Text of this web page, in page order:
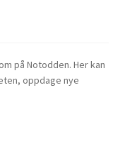
på Notodden. Her kan
oppdage nye